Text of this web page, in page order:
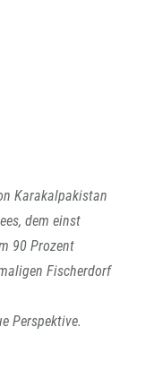
Karakalpakistan
dem einst
90 Prozent
Fischerdorf
Perspektive.